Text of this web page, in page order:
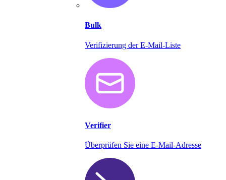
Bulk
Verifizierung der E-Mail-Liste
Verifier
Überprüfen Sie eine E-Mail-Adresse